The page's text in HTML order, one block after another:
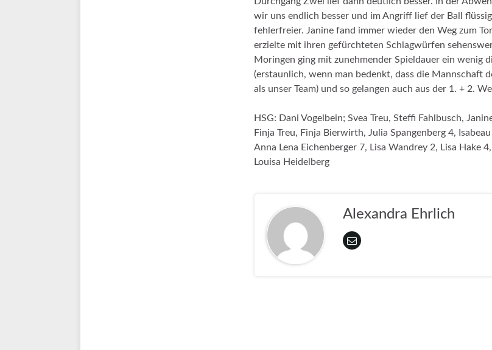
wir uns endlich besser und im Angriff lief der Ball
fehlerfreier. Janine fand immer wieder den Weg zum
erzielte mit ihren gefürchteten Schlagwürfen
Moringen ging mit zunehmender Spieldauer ein wenig
(erstaunlich, wenn man bedenkt, dass die Mannschaft
als unser Team) und so gelangen auch aus der 1. + 2.
HSG: Dani Vogelbein; Svea Treu, Steffi Fahlbusch,
Finja Treu, Finja Bierwirth, Julia Spangenberg 4,
Anna Lena Eichenberger 7, Lisa Wandrey 2, Lisa Hake
Louisa Heidelberg
Alexandra Ehrlich